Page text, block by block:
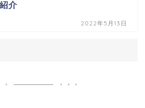
介
2022年5月13日